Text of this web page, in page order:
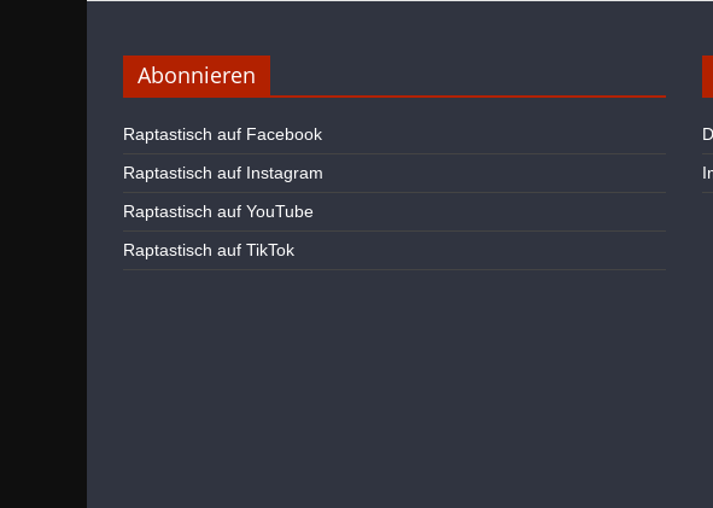
Abonnieren
Raptastisch auf Facebook
Raptastisch auf Instagram
Raptastisch auf YouTube
Raptastisch auf TikTok